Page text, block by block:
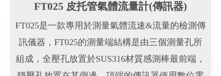
FT025 皮托管氣體流量計(傳訊器)
FT025是一款專用於測量氣體流速&流量的檢測傳
訊儀器，FT025的測量端結構是由三個測量孔所
組成，全壓孔放置於SUS316材質感測棒最前端，